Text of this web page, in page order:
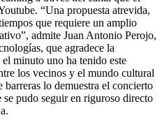
“Una propuesta atrevida,
que requiere un amplio
admite Juan Antonio Perojo,
que agradece la
minuto uno ha tenido este
los vecinos y el mundo cultural
lo demuestra el concierto
pudo seguir en riguroso directo